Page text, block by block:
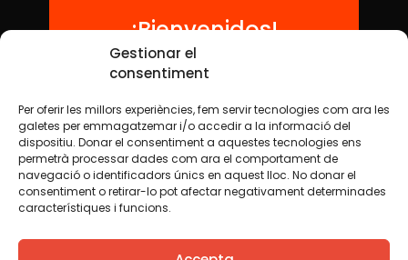
Gestionar el
consentiment
Per oferir les millors experiències, fem servir tecnologies com ara les
galetes per emmagatzemar i/o accedir a la informació del
dispositiu. Donar el consentiment a aquestes tecnologies ens
permetrà processar dades com ara el comportament de
navegació o identificadors únics en aquest lloc. No donar el
consentiment o retirar-lo pot afectar negativament determinades
característiques i funcions.
Redes sociales
TWT YTB IG FB IN
Aviso legalPolítica de cookies
Creemos que el conocimiento debe compartirse. Por eso
¡Bienvenidos!